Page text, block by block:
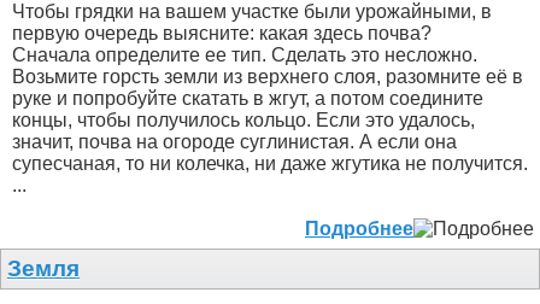
Чтобы грядки на вашем участке были урожайными, в
первую очередь выясните: какая здесь почва?
Сначала определите ее тип. Сделать это несложно.
Возьмите горсть земли из верхнего слоя, разомните её в
руке и попробуйте скатать в жгут, а потом соедините
концы, чтобы получилось кольцо. Если это удалось,
значит, почва на огороде суглинистая. А если она
супесчаная, то ни колечка, ни даже жгутика не получится.
...
Подробнее
Земля